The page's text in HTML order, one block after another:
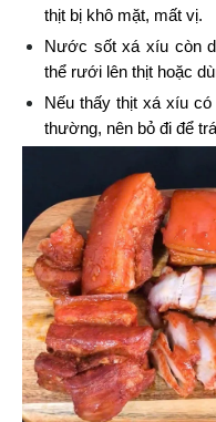
thịt bị khô mặt, mất vị.
Nước sốt xá xíu còn
thể rưới lên thịt hoặc
Nếu thấy thịt xá xíu
thường, nên bỏ đi để